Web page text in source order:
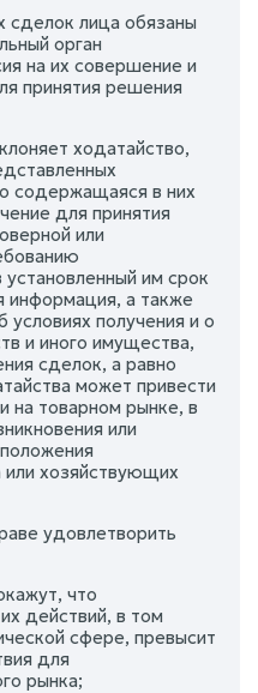
сделок лица обязаны
орган
на их совершение и
принятия решения
ходатайство,
содержащаяся в них
для принятия
или
установленный им срок
информация, а также
условиях получения и о
и иного имущества,
сделок, а равно
может привести
на товарном рынке, в
или
хозяйствующих
удовлетворить
что
действий, в том
сфере, превысит
для
рынка;